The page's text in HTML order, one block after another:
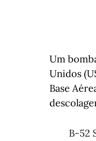
Um
Unidos
Base
B-52